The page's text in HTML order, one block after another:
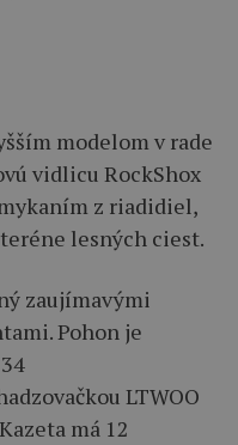
modelom v rade
vidlicu RockShox
z riadidiel,
lesných ciest.
zaujímavými
Pohon je
LTWOO
má 12